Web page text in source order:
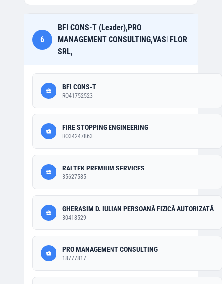
6
BFI CONS-T (Leader),PRO
MANAGEMENT CONSULTING,VASI FLOR
SRL,
BFI CONS-T
RO41752523
FIRE STOPPING ENGINEERING
RO34247863
RALTEK PREMIUM SERVICES
35627585
GHERASIM D. IULIAN PERSOANĂ FIZICĂ AUTORIZATĂ
30418529
PRO MANAGEMENT CONSULTING
18777817